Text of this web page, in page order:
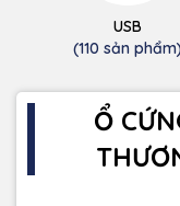
USB
(110 sản phẩm)
Ổ